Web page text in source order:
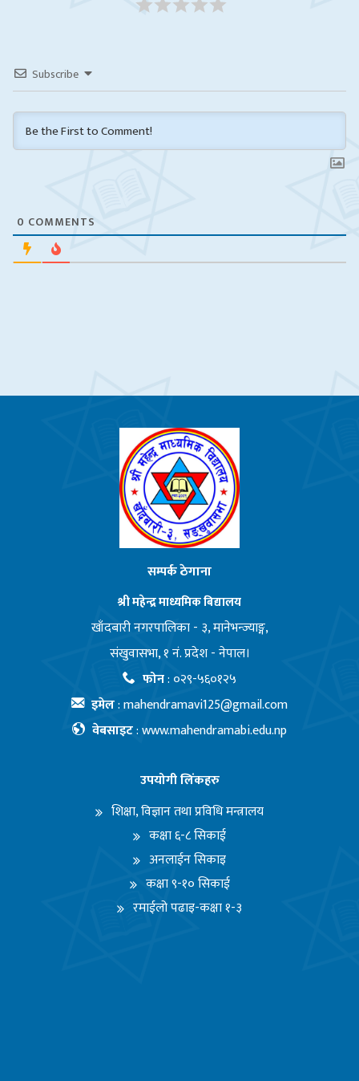
Subscribe
0 COMMENTS
सम्पर्क ठेगाना
श्री महेन्द्र माध्यमिक बिद्यालय
खाँदबारी नगरपालिका - ३, मानेभन्ज्याङ्ग,
संखुवासभा, १ नं. प्रदेश - नेपाल।
फोन: ०२९-५६०१२५
इमेल:mahendramavi125@gmail.com
वेबसाइट:www.mahendramabi.edu.np
उपयोगी लिंकहरु
शिक्षा, विज्ञान तथा प्रविधि मन्त्रालय
कक्षा ६-८ सिकाई
अनलाईन सिकाइ
कक्षा ९-१० सिकाई
रमाईलो पढाइ-कक्षा १-३